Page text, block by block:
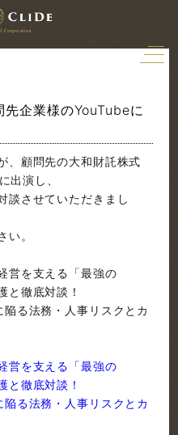
企業様のYouTubeに
、顧問先の大和財託株式
出演し、
談させていただきまし
い。
営を支える「最強の
と徹底対談！
陥る法務・人事リスクとカ
営を支える「最強の
と徹底対談！
陥る法務・人事リスクとカ